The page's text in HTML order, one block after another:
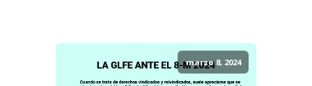
marzo 8, 2024